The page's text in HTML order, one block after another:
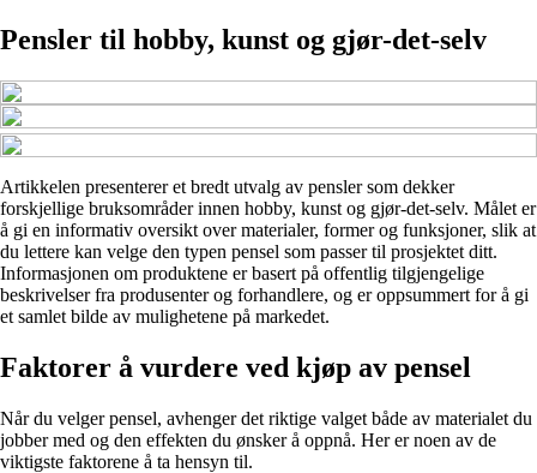
Pensler til hobby, kunst og gjør-det-selv
Artikkelen presenterer et bredt utvalg av pensler som dekker
forskjellige bruksområder innen hobby, kunst og gjør-det-selv. Målet er
å gi en informativ oversikt over materialer, former og funksjoner, slik at
du lettere kan velge den typen pensel som passer til prosjektet ditt.
Informasjonen om produktene er basert på offentlig tilgjengelige
beskrivelser fra produsenter og forhandlere, og er oppsummert for å gi
et samlet bilde av mulighetene på markedet.
Faktorer å vurdere ved kjøp av pensel
Når du velger pensel, avhenger det riktige valget både av materialet du
jobber med og den effekten du ønsker å oppnå. Her er noen av de
viktigste faktorene å ta hensyn til.